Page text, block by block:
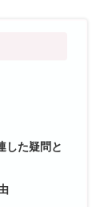
した疑問と